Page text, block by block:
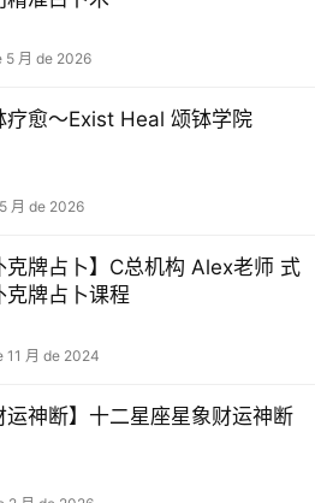
5 月 de 2026
疗愈～Exist Heal 颂钵学院
月 de 2026
机构 Alex老师 ‮式
法‬扑克牌占‮课卜‬程
11 月 de 2024
运神断】十二星座星象财运神断